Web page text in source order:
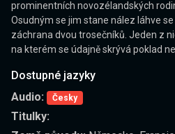
prominentních novozélandských
Osudným se jim stane nález láhve
záchrana dvou trosečníků. Jeden z
na kterém se údajně skrývá poklad
Dostupné jazyky
Audio:
Česky
Titulky: